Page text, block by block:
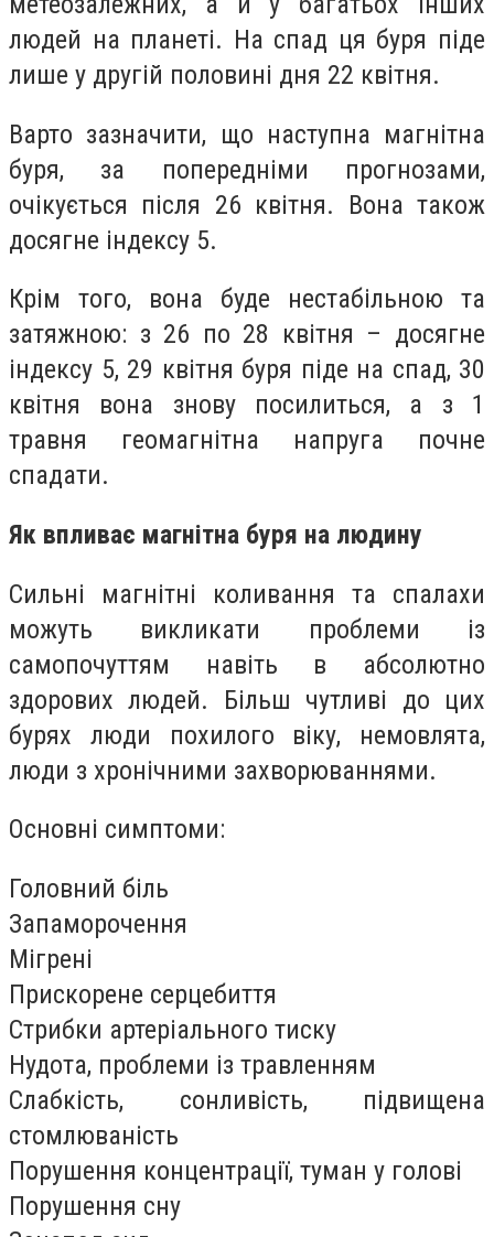
людей на планеті. На спад ця буря піде
лише у другій половині дня 22 квітня.
Варто зазначити, що наступна магнітна
буря, за попередніми прогнозами,
очікується після 26 квітня. Вона також
досягне індексу 5.
Крім того, вона буде нестабільною та
затяжною: з 26 по 28 квітня – досягне
індексу 5, 29 квітня буря піде на спад, 30
квітня вона знову посилиться, а з 1
травня геомагнітна напруга почне
спадати.
Як впливає магнітна буря на людину
Сильні магнітні коливання та спалахи
можуть викликати проблеми із
самопочуттям навіть в абсолютно
здорових людей. Більш чутливі до цих
бурях люди похилого віку, немовлята,
люди з хронічними захворюваннями.
Основні симптоми:
Головний біль
Запаморочення
Мігрені
Прискорене серцебиття
Стрибки артеріального тиску
Нудота, проблеми із травленням
Слабкість, сонливість, підвищена
стомлюваність
Порушення концентрації, туман у голові
Порушення сну